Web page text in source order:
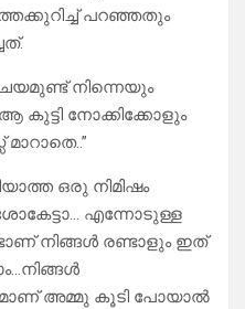
പറഞ്ഞതും
നിന്നെയും
നോക്കിക്കോളും
ഒരു നിമിഷം
എന്നോടുള്ള
നിങ്ങൾ രണ്ടാളും ഇത്
അമ്മു കൂടി പോയാൽ